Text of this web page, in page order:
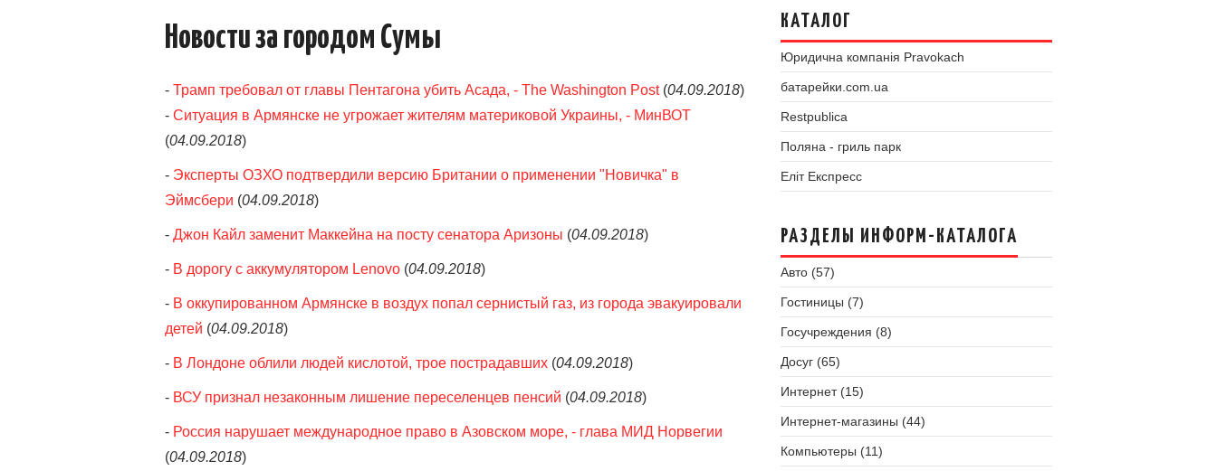
Новости за городом Сумы
- Трамп требовал от главы Пентагона убить Асада, - The Washington Post(04.09.2018)
- Ситуация в Армянске не угрожает жителям материковой Украины, - МинВОТ
(04.09.2018)
- Эксперты ОЗХО подтвердили версию Британии о применении "Новичка" в
Эймсбери (04.09.2018)
- Джон Кайл заменит Маккейна на посту сенатора Аризоны (04.09.2018)
- В дорогу с аккумулятором Lenovo (04.09.2018)
- В оккупированном Армянске в воздух попал сернистый газ, из города эвакуировали
детей (04.09.2018)
- В Лондоне облили людей кислотой, трое пострадавших (04.09.2018)
- ВСУ признал незаконным лишение переселенцев пенсий (04.09.2018)
- Россия нарушает международное право в Азовском море, - глава МИД Норвегии
(04.09.2018)
КАТАЛОГ
Юридична компанія Pravokach
батарейки.com.ua
Restpublica
Поляна - гриль парк
Еліт Експресс
РАЗДЕЛЫ ИНФОРМ-КАТАЛОГА
Авто (57)
Гостиницы (7)
Госучреждения (8)
Досуг (65)
Интернет (15)
Интернет-магазины (44)
Компьютеры (11)